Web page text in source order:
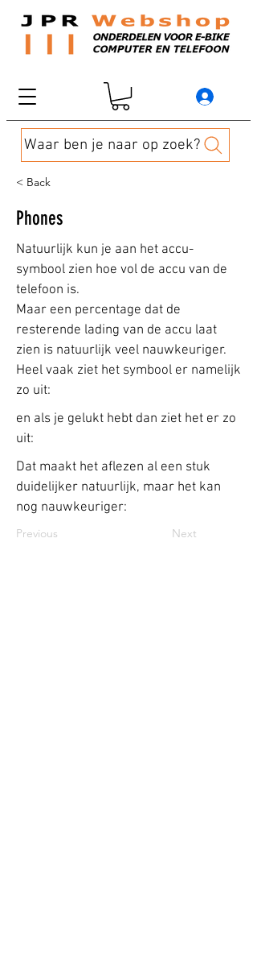
Waar ben je naar op zoek?
< Back
Phones
Natuurlijk kun je aan het accu-
symbool zien hoe vol de accu van de
telefoon is.
Maar een percentage dat de
resterende lading van de accu laat
zien is natuurlijk veel nauwkeuriger.
Heel vaak ziet het symbool er namelijk
zo uit:
en als je gelukt hebt dan ziet het er zo
uit:
Dat maakt het aflezen al een stuk
duidelijker natuurlijk, maar het kan
nog nauwkeuriger:
Previous Next